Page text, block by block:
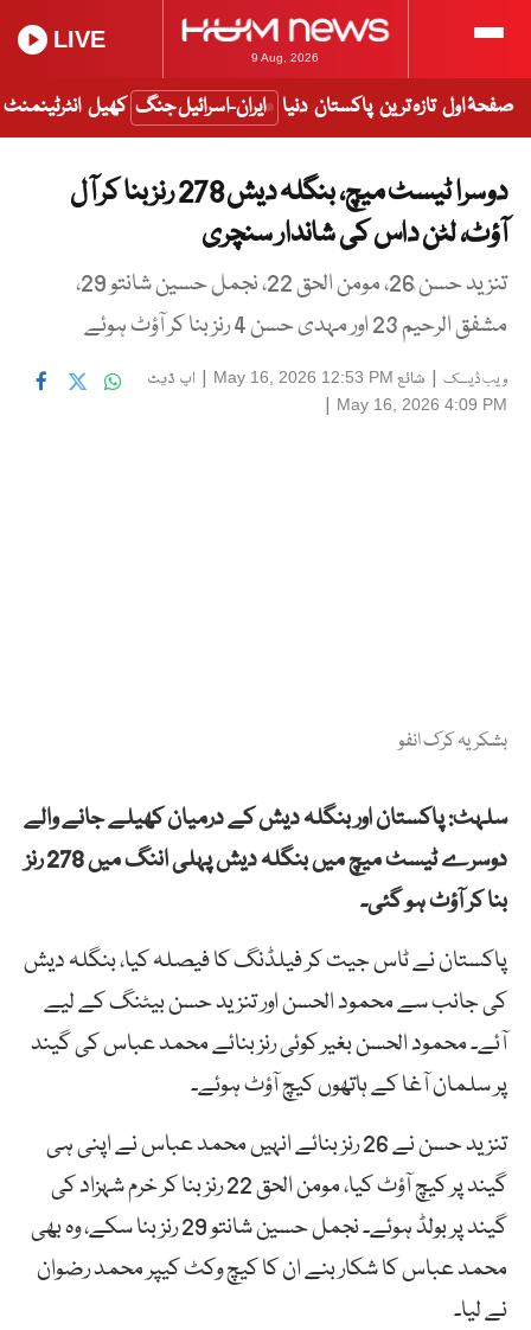
9 Aug, 2026
LIVE
صفحۂ اول تازہ ترین پاکستان دنیا ایران-اسرائیل جنگ کھیل انٹرٹینمنٹ
دوسرا ٹیسٹ میچ، بنگلہ دیش 278 رنز بنا کر آل
آؤٹ، لٹن داس کی شاندار سنچری
تنزید حسن ٰ26، مومن الحق 22، نجمل حسین شانتو 29،
مشفق الرحیم 23 اور مہدی حسن 4 رنز بنا کر آؤٹ ہوئے
ویب ڈیسک | شائع May 16, 2026 12:53 PM
| اپ ڈیٹ
May 16, 2026 4:09 PM
|
بشکریہ کرک انفو
سلہٹ: پاکستان اور بنگلہ دیش کے درمیان کھیلے جانے والے
دوسرے ٹیسٹ میچ میں بنگلہ دیش پہلی اننگ میں 278 رنز
بنا کر آؤٹ ہو گئی۔
پاکستان نے ٹاس جیت کر فیلڈنگ کا فیصلہ کیا، بنگلہ دیش
کی جانب سے محمود الحسن اور تنزید حسن بیٹنگ کے لیے
آئے۔ محمود الحسن بغیر کوئی رنز بنائے محمد عباس کی گیند
پر سلمان آغا کے ہاتھوں کیچ آؤٹ ہوئے۔
تنزید حسن نے 26 رنز بنائے انہیں محمد عباس نے اپنی ہی
گیند پر کیچ آؤٹ کیا، مومن الحق 22 رنز بنا کر خرم شہزاد کی
گیند پر بولڈ ہوئے۔ نجمل حسین شانتو 29 رنز بنا سکے، وہ بھی
محمد عباس کا شکار بنے ان کا کیچ وکٹ کیپر محمد رضوان
نے لیا۔